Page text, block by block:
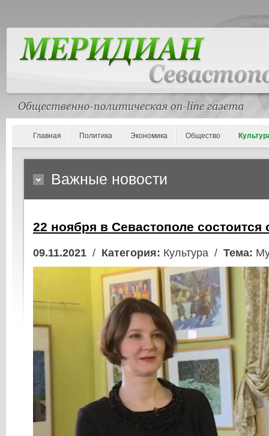
Главная Политика Экономика Общество
Важные новости
22 ноября в Севастополе
09.11.2021 / Категория: Культура / Тема: